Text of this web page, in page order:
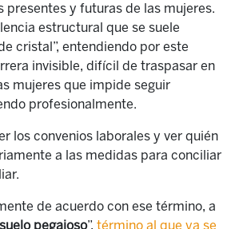
presentes y futuras de las mujeres.
estructural que se suele
cristal”, entendiendo por este
invisible, difícil de traspasar en
mujeres que impide seguir
profesionalmente.
los convenios laborales y ver quién
a las medidas para conciliar
de acuerdo con ese término, a
suelo pegajoso”, término al que ya se